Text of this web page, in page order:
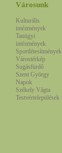
Városunk
Kulturális
intézmények
Tanügyi
intézmények
Sportlétesítmények
Várostérkép
Sugásfürdő
Szent György
Napok
Székely Vágta
Testvértelepülések